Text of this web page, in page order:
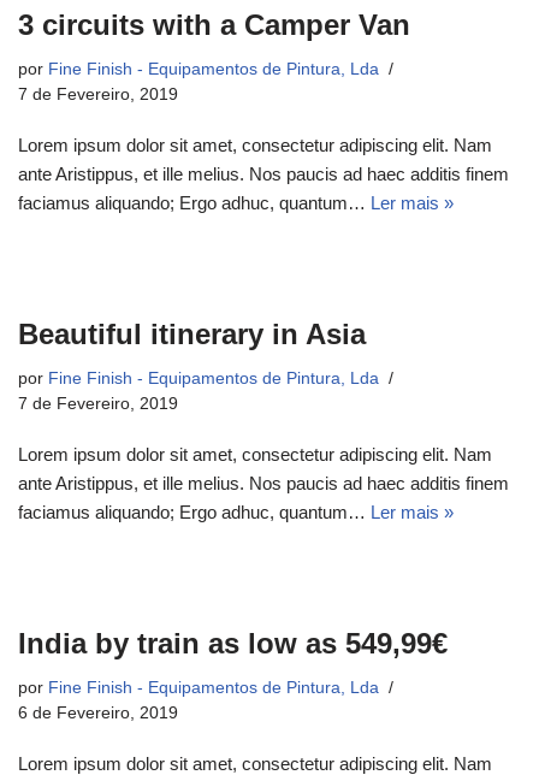
3 circuits with a Camper Van
por Fine Finish - Equipamentos de Pintura, Lda
7 de Fevereiro, 2019
Lorem ipsum dolor sit amet, consectetur adipiscing elit. Nam
ante Aristippus, et ille melius. Nos paucis ad haec additis finem
faciamus aliquando; Ergo adhuc, quantum… Ler mais »
Beautiful itinerary in Asia
por Fine Finish - Equipamentos de Pintura, Lda
7 de Fevereiro, 2019
Lorem ipsum dolor sit amet, consectetur adipiscing elit. Nam
ante Aristippus, et ille melius. Nos paucis ad haec additis finem
faciamus aliquando; Ergo adhuc, quantum… Ler mais »
India by train as low as 549,99€
por Fine Finish - Equipamentos de Pintura, Lda
6 de Fevereiro, 2019
Lorem ipsum dolor sit amet, consectetur adipiscing elit. Nam